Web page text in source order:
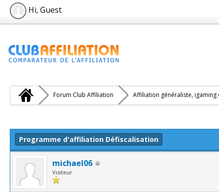
Hi, Guest
Forum Club Affiliation Affiliation généraliste, igaming
Programme d'affiliation Défiscalisation
michael06
Visiteur